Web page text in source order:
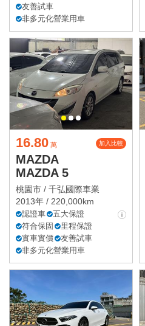
友善試車
非多元化營業用車
16.80 萬 加入比較
MAZDA
MAZDA 5
桃園市 / 千弘國際車業
2013年 / 220,000km
認證車
五大保證
符合保固
里程保證
實車實價
友善試車
非多元化營業用車